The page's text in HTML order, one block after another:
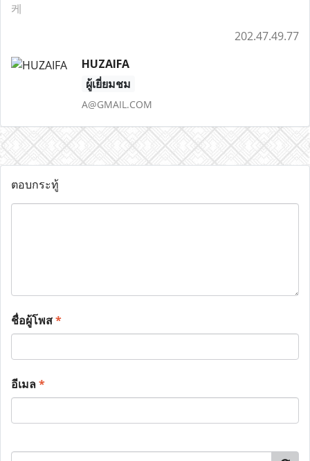
케
202.47.49.77
HUZAIFA
ผู้เยี่ยมชม
A@GMAIL.COM
ตอบกระทู้
ชื่อผู้โพส*
อีเมล*